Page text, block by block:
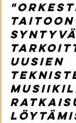
taitoon
uusien